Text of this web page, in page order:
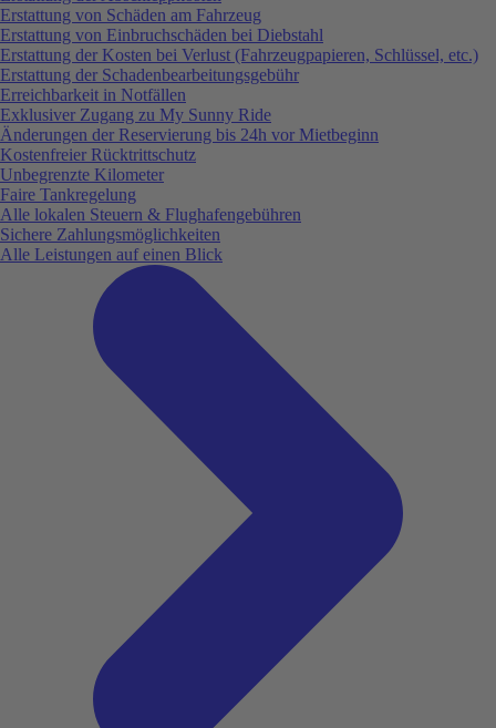
Erstattung von Schäden am Fahrzeug
Erstattung von Einbruchschäden bei Diebstahl
Erstattung der Kosten bei Verlust (Fahrzeugpapieren, Schlüssel, etc.)
Erstattung der Schadenbearbeitungsgebühr
Erreichbarkeit in Notfällen
Exklusiver Zugang zu My Sunny Ride
Änderungen der Reservierung bis 24h vor Mietbeginn
Kostenfreier Rücktrittschutz
Unbegrenzte Kilometer
Faire Tankregelung
Alle lokalen Steuern & Flughafengebühren
Sichere Zahlungsmöglichkeiten
Alle Leistungen auf einen Blick